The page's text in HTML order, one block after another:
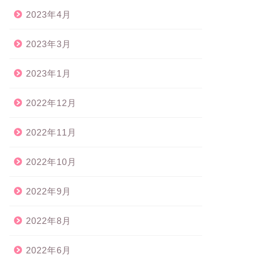
2023年4月
2023年3月
2023年1月
2022年12月
2022年11月
2022年10月
2022年9月
2022年8月
2022年6月